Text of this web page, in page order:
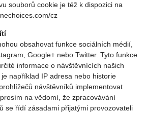
souborů cookie je též k dispozici na
cz
obsahovat funkce sociálních médií,
Google+ nebo Twitter. Tyto funkce
informace o návštěvnících našich
například IP adresa nebo historie
návštěvníků implementovat
na vědomí, že zpracovávání
se řídí zásadami přijatými provozovateli